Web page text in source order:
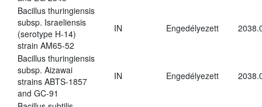
Bacillus thuringiensis
subsp. Israeliensis
(serotype H-14)
strain AM65-52
IN Engedélyezett
Bacillus thuringiensis
subsp. Aizawai
strains ABTS-1857
and GC-91
IN Engedélyezett